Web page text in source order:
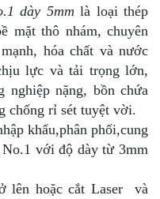
dày 5mm là loại thép
mặt thô nhám, chuyên
hóa chất và nước
lực và tải trọng lớn,
nghiệp nặng, bồn chứa
chống rỉ sét tuyệt vời.
khẩu,phân phối,cung
với độ dày từ 3mm
lên hoặc cắt Laser và